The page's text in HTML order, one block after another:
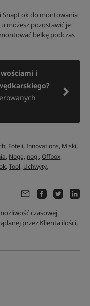
SnapLok do montowania
możesz pozostawić je
belkę podczas
i
, Foteli,Innovations, Miski,
, Nogę, nogi,Offbox,
,Tool, Uchwyty,
czasowej
przez Klienta ilości,